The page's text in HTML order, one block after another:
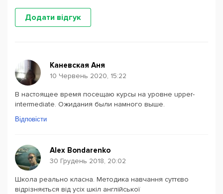
Додати відгук
Каневская Аня
10 Червень 2020, 15:22
В настоящее время посещаю курсы на уровне upper-
intermediate. Ожидания были намного выше.
Відповісти
Alex Bondarenko
30 Грудень 2018, 20:02
Школа реально класна. Методика навчання суттєво
відрізняється від усіх шкіл англійської